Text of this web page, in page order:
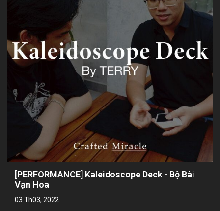
[PERFORMANCE] Kaleidoscope Deck - Bộ Bài
Vạn Hoa
03 Th03, 2022